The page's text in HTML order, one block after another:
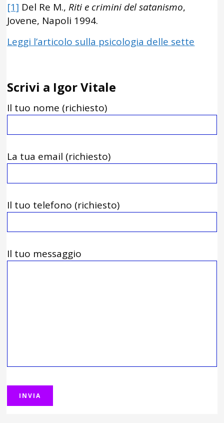
[1] Del Re M., Riti e crimini del satanismo,
Jovene, Napoli 1994.
Leggi l’articolo sulla psicologia delle sette
Scrivi a Igor Vitale
Il tuo nome (richiesto)
La tua email (richiesto)
Il tuo telefono (richiesto)
Il tuo messaggio